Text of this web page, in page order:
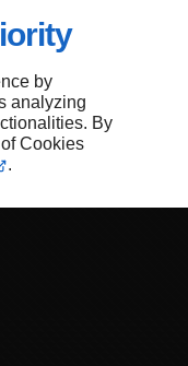
by
analyzing
By
Cookies
.